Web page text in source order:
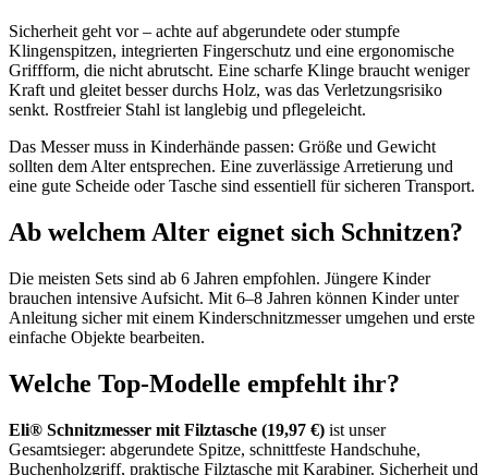
Sicherheit geht vor – achte auf abgerundete oder stumpfe
Klingenspitzen, integrierten Fingerschutz und eine ergonomische
Griffform, die nicht abrutscht. Eine scharfe Klinge braucht weniger
Kraft und gleitet besser durchs Holz, was das Verletzungsrisiko
senkt. Rostfreier Stahl ist langlebig und pflegeleicht.
Das Messer muss in Kinderhände passen: Größe und Gewicht
sollten dem Alter entsprechen. Eine zuverlässige Arretierung und
eine gute Scheide oder Tasche sind essentiell für sicheren Transport.
Ab welchem Alter eignet sich Schnitzen?
Die meisten Sets sind ab 6 Jahren empfohlen. Jüngere Kinder
brauchen intensive Aufsicht. Mit 6–8 Jahren können Kinder unter
Anleitung sicher mit einem Kinderschnitzmesser umgehen und erste
einfache Objekte bearbeiten.
Welche Top-Modelle empfehlt ihr?
Eli® Schnitzmesser mit Filztasche (19,97 €) ist unser
Gesamtsieger: abgerundete Spitze, schnittfeste Handschuhe,
Buchenholzgriff, praktische Filztasche mit Karabiner. Sicherheit und